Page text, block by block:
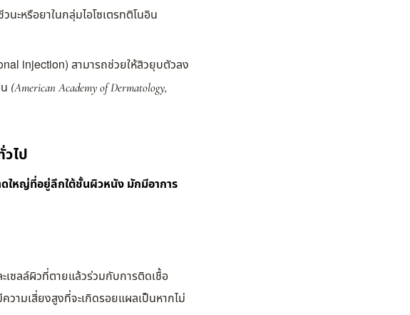
ะหรือยาในกลุ่มไอโซเตรทติโนอิน
injection) สามารถช่วยให้สิวยุบตัวลง
(American Academy of Dermatology,
ไป
ใหญ่ที่อยู่ลึกใต้ชั้นผิวหนัง มักมีอาการ
เซลล์ผิวที่ตายแล้วร่วมกับการติดเชื้อ
ามเสี่ยงสูงที่จะเกิดรอยแผลเป็นหากไม่